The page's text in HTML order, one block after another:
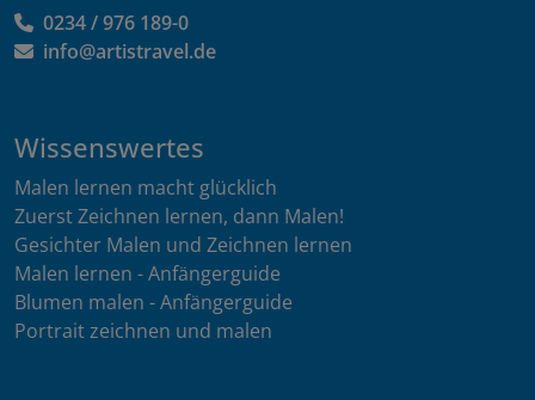
0234 / 976 189-0
info@artistravel.de
Wissenswertes
Malen lernen macht glücklich
Zuerst Zeichnen lernen, dann Malen!
Gesichter Malen und Zeichnen lernen
Malen lernen - Anfängerguide
Blumen malen - Anfängerguide
Portrait zeichnen und malen